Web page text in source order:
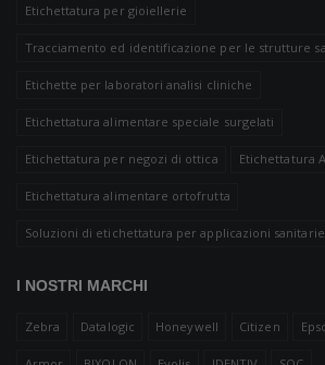
Etichettatura per gioiellerie
Tracciamento ed identificazione per le strutture
Etichette per laboratori analisi cliniche
Etichettatura alimentare speciale surgelati
Etichettatura per negozi di ottica Etichettatura
Etichettatura alimentare ortofrutta
Soluzioni di etichettatura per applicazioni
I NOSTRI MARCHI
Zebra Datalogic Honeywell Citizen